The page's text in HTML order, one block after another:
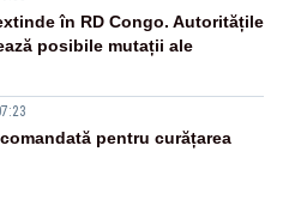
în RD Congo. Autoritățile
posibile mutații ale
pentru curățarea